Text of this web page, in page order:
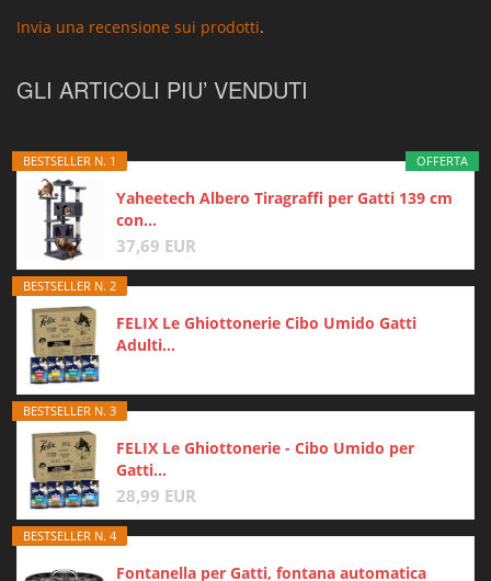
Invia una recensione sui prodotti.
GLI ARTICOLI PIU’ VENDUTI
OFFERTA
BESTSELLER N. 1
Yaheetech Albero Tiragraffi per Gatti 139 cm
con...
37,69 EUR
BESTSELLER N. 2
FELIX Le Ghiottonerie Cibo Umido Gatti
Adulti...
BESTSELLER N. 3
FELIX Le Ghiottonerie - Cibo Umido per
Gatti...
28,99 EUR
BESTSELLER N. 4
Fontanella per Gatti, fontana automatica